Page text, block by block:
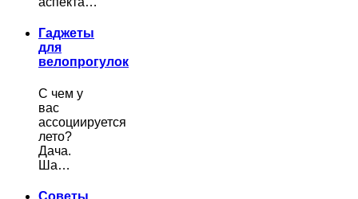
Гаджеты
для
велопрогулок
С чем у
вас
ассоциируется
лето?
Дача.
Ша…
Советы